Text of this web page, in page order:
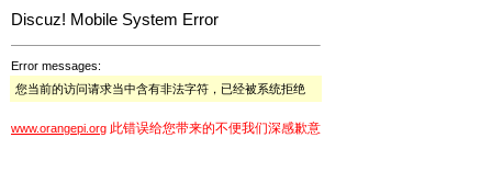
Discuz! Mobile System Error
Error messages:
您当前的访问请求当中含有非法字符，已经被系统拒绝
www.orangepi.org 此错误给您带来的不便我们深感歉意